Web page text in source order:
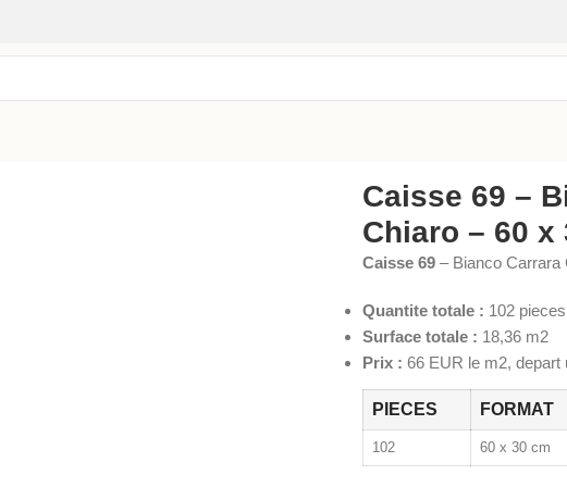
Caisse 69 –
Chiaro – 60 x
Caisse 69 – Bianco Carrara
Quantite totale : 102 pieces
Surface totale : 18,36 m2
Prix : 66 EUR le m2, depart
PIECES FORMAT
102 60 x 30 cm